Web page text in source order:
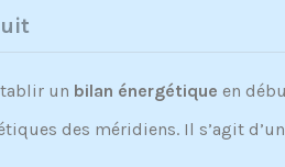
un bilan énergétique en
des méridiens. Il s’agit